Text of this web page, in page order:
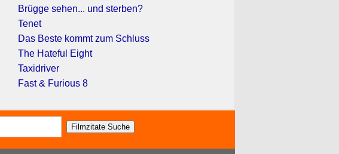
Brügge sehen... und sterben?
Tenet
Das Beste kommt zum Schluss
The Hateful Eight
Taxidriver
Fast & Furious 8